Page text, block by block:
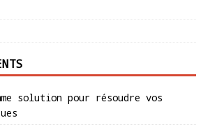
solution pour résoudre vos